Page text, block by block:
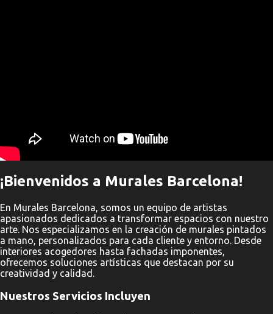
¡Bienvenidos a Murales Barcelona!
En Murales Barcelona, somos un equipo de artistas
apasionados dedicados a transformar espacios con nuestro
arte. Nos especializamos en la creación de murales pintados
a mano, personalizados para cada cliente y entorno. Desde
interiores acogedores hasta fachadas imponentes,
ofrecemos soluciones artísticas que destacan por su
creatividad y calidad.
Nuestros Servicios Incluyen